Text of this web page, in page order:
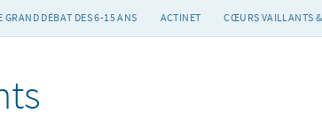
GRAND DÉBAT DES 6-15 ANS ACTINET CŒURS VAILLANTS